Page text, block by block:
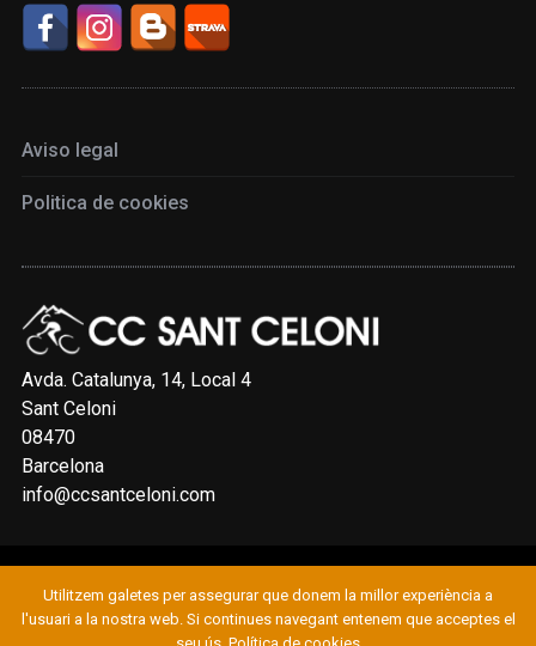
Aviso legal
Politica de cookies
Avda. Catalunya, 14, Local 4
Sant Celoni
08470
Barcelona
info@ccsantceloni.com
© 2019 CLUB CICLISTA SANT CELONI
Utilitzem galetes per assegurar que donem la millor experiència a
l'usuari a la nostra web. Si continues navegant entenem que acceptes el